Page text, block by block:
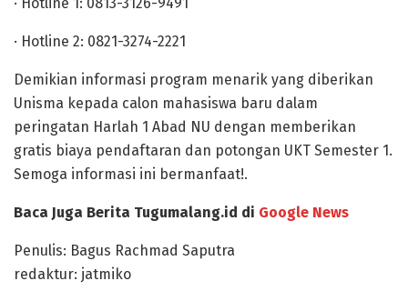
· Hotline 2: 0821-3274-2221
Demikian informasi program menarik yang diberikan
Unisma kepada calon mahasiswa baru dalam
peringatan Harlah 1 Abad NU dengan memberikan
gratis biaya pendaftaran dan potongan UKT Semester 1.
Semoga informasi ini bermanfaat!.
Baca Juga Berita Tugumalang.id di Google News
Penulis: Bagus Rachmad Saputra
redaktur: jatmiko